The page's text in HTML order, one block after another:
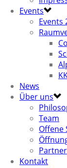
Events
Events
News
Über uns
Team
Offene
Kontakt